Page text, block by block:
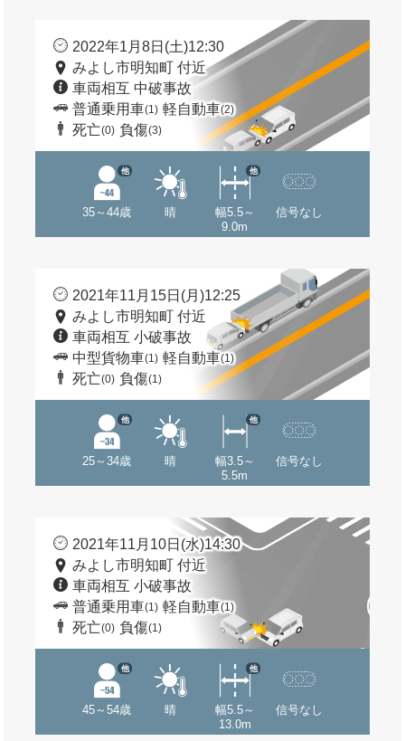
2022年1月8日(土)12:30
みよし市明知町 付近
車両相互 中破事故
普通乗用車(1) 軽自動車(2)
死亡(0) 負傷(3)
35～44歳
他
晴
幅5.5～
9.0m
他
信号なし
2021年11月15日(月)12:25
みよし市明知町 付近
車両相互 小破事故
中型貨物車(1) 軽自動車(1)
死亡(0) 負傷(1)
25～34歳
他
晴
幅3.5～
5.5m
他
信号なし
2021年11月10日(水)14:30
みよし市明知町 付近
車両相互 小破事故
普通乗用車(1) 軽自動車(1)
死亡(0) 負傷(1)
45～54歳
他
晴
幅5.5～
13.0m
他
信号なし